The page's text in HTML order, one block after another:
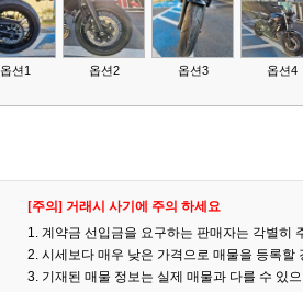
옵션1 옵션2 옵션3 옵션4
[주의] 거래시 사기에 주의 하세요
1. 계약금 선입금을 요구하는 판매자는 각별히
2. 시세보다 매우 낮은 가격으로 매물을 등록
3. 기재된 매물 정보는 실제 매물과 다를 수 있